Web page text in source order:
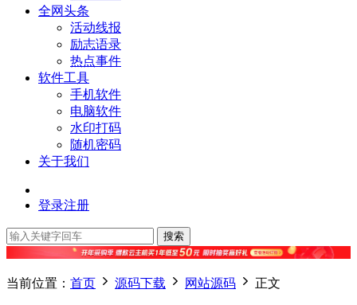
全网头条
活动线报
励志语录
热点事件
软件工具
手机软件
电脑软件
水印打码
随机密码
关于我们
登录注册
搜索
当前位置： 首页 源码下载 网站源码 正文